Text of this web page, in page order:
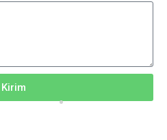
Kirim